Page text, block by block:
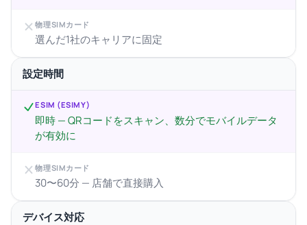
物理SIMカード
選んだ1社のキャリアに固定
設定時間
ESIM (ESIMY)
即時 — QRコードをスキャン、数分でモバイルデータ
が有効に
物理SIMカード
30〜60分 — 店舗で直接購入
デバイス対応